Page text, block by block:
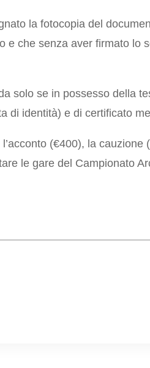
la fotocopia del
e che senza aver firmato lo
solo se in possesso della
di identità) e di certificato
(€400), la
le gare del Campionato